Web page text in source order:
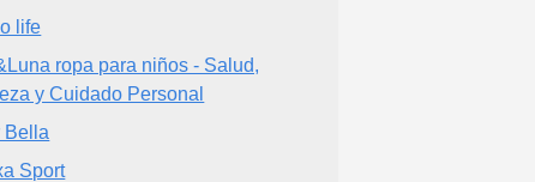
life
ropa para niños - Salud,
y Cuidado Personal
Bella
Sport